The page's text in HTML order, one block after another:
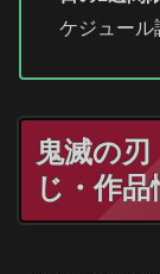
ケジュール
鬼滅の
じ・作品